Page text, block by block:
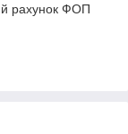
рахунок ФОП